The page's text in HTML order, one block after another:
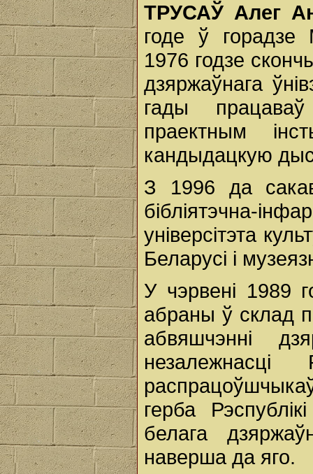
ТРУСАЎ Алег
годe ў горадзе
1976 годзе
дзяржаўнага
гады
праектным
кандыдацкую
З 1996 да
бібліятэчна-
універсітэта
Беларусі і
У чэрвені 1989
абраны ў склад
абвяшчэнні
герба
белага
наверша да яго.